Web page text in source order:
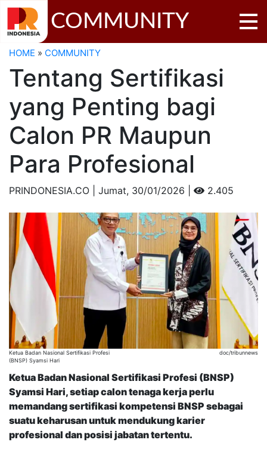
COMMUNITY
HOME » COMMUNITY
Tentang Sertifikasi
yang Penting bagi
Calon PR Maupun
Para Profesional
PRINDONESIA.CO | Jumat, 30/01/2026 | 2.405
Ketua Badan Nasional Sertifikasi Profesi
(BNSP) Syamsi Hari
doc/tribunnews
Ketua Badan Nasional Sertifikasi Profesi (BNSP)
Syamsi Hari, setiap calon tenaga kerja perlu
memandang sertifikasi kompetensi BNSP sebagai
suatu keharusan untuk mendukung karier
profesional dan posisi jabatan tertentu.